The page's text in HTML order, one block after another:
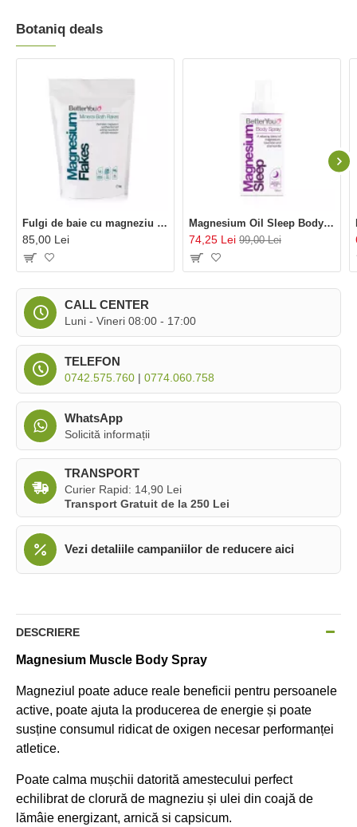
CALL CENTER
Luni - Vineri 08:00 - 17:00
TELEFON
0742.575.760 | 0774.060.758
WhatsApp
Solicită informații
TRANSPORT
Curier Rapid: 14,90 Lei
Transport Gratuit de la 250 Lei
Vezi detaliile campaniilor de reducere aici
Botaniq deals
Fulgi de baie cu magneziu (1000 grame), BetterYou
85,00 Lei
Magnesium Oil Sleep Body Spray (100 ml), BetterYou
74,25 Lei 99,00 Lei
DESCRIERE
Magnesium Muscle Body Spray
Magneziul poate aduce reale beneficii pentru persoanele
active, poate ajuta la producerea de energie și poate
susține consumul ridicat de oxigen necesar performanței
atletice.
Poate calma mușchii datorită amestecului perfect
echilibrat de clorură de magneziu și ulei din coajă de
lămâie energizant, arnică si capsicum.